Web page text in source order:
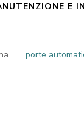
E
porte